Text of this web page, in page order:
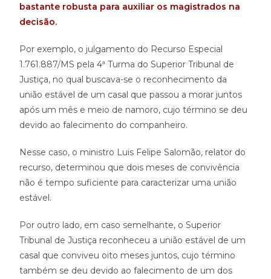
bastante robusta para auxiliar os magistrados na
decisão.
Por exemplo, o julgamento do Recurso Especial
1.761.887/MS pela 4ª Turma do Superior Tribunal de
Justiça, no qual buscava-se o reconhecimento da
união estável de um casal que passou a morar juntos
após um mês e meio de namoro, cujo término se deu
devido ao falecimento do companheiro.
Nesse caso, o ministro Luis Felipe Salomão, relator do
recurso, determinou que dois meses de convivência
não é tempo suficiente para caracterizar uma união
estável.
Por outro lado, em caso semelhante, o Superior
Tribunal de Justiça reconheceu a união estável de um
casal que conviveu oito meses juntos, cujo término
também se deu devido ao falecimento de um dos